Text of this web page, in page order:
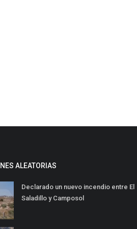
ALEATORIAS
Declarado un nuevo incendio entre El
Saladillo y Camposol